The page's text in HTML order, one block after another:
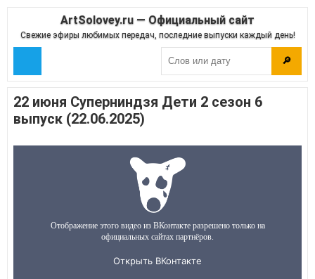
ArtSolovey.ru — Официальный сайт
Свежие эфиры любимых передач, последние выпуски каждый день!
🔎
22 июня Суперниндзя Дети 2 сезон 6
выпуск (22.06.2025)